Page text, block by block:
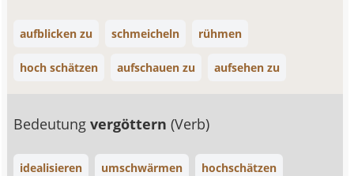
aufblicken zu schmeicheln rühmen
hoch schätzen aufschauen zu aufsehen zu
Bedeutungvergöttern(Verb)
idealisieren umschwärmen hochschätzen